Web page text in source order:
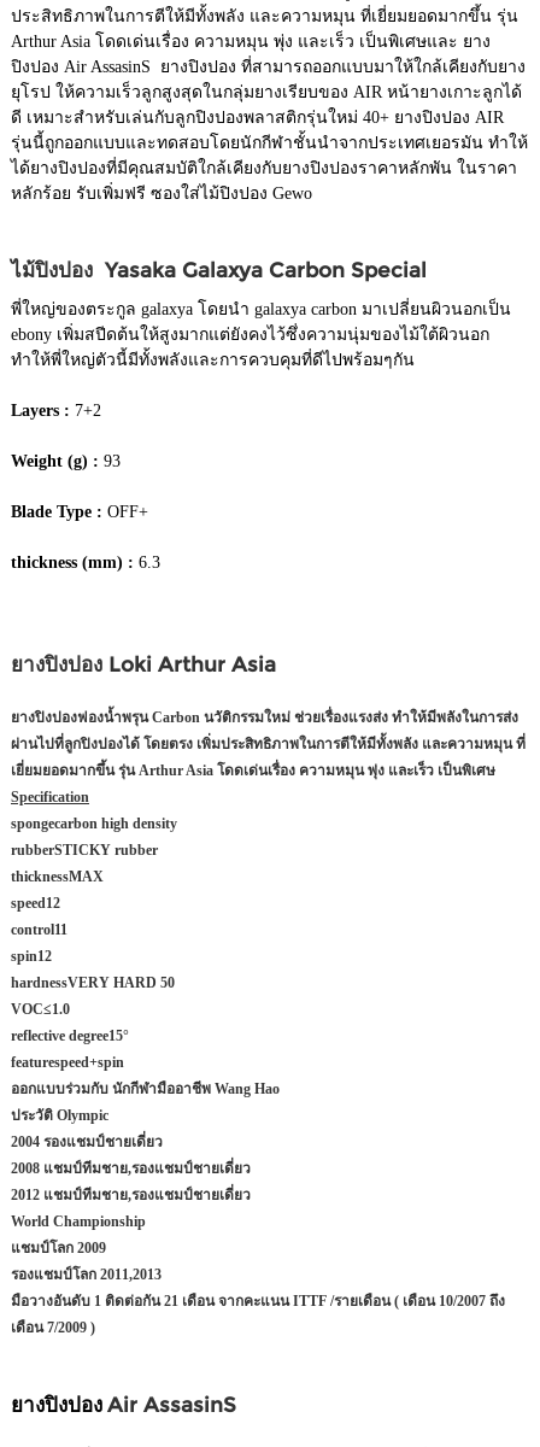
ประสิทธิภาพในการตีให้มีทั้งพลัง และความหมุน ที่เยี่ยมยอดมากขึ้น รุ่น
Arthur Asia โดดเด่นเรื่อง ความหมุน พุ่ง และเร็ว เป็นพิเศษและ ยาง
ปิงปอง Air AssasinS ยางปิงปอง ที่สามารถออกแบบมาให้ใกล้เคียงกับยาง
ยุโรป ให้ความเร็วลูกสูงสุดในกลุ่มยางเรียบของ AIR หน้ายางเกาะลูกได้
ดี เหมาะสำหรับเล่นกับลูกปิงปองพลาสติกรุ่นใหม่ 40+ ยางปิงปอง AIR
รุ่นนี้ถูกออกแบบและทดสอบโดยนักกีฬาชั้นนำจากประเทศเยอรมัน ทำให้
ได้ยางปิงปองที่มีคุณสมบัติใกล้เคียงกับยางปิงปองราคาหลักพัน ในราคา
หลักร้อย รับเพิ่มฟรี ซองใส่ไม้ปิงปอง Gewo
ไม้ปิงปอง Yasaka Galaxya Carbon Special
พี่ใหญ่ของตระกูล galaxya โดยนำ galaxya carbon มาเปลี่ยนผิวนอกเป็น
ebony เพิ่มสปีดต้นให้สูงมากแต่ยังคงไว้ซึ่งความนุ่มของไม้ใต้ผิวนอก
ทำให้พี่ใหญ่ตัวนี้มีทั้งพลังและการควบคุมที่ดีไปพร้อมๆกัน
Layers : 7+2
Weight (g) : 93
Blade Type : OFF+
thickness (mm) : 6.3
ยางปิงปอง Loki Arthur Asia
ยางปิงปองฟองน้ำพรุน Carbon นวัติกรรมใหม่ ช่วยเรื่องแรงส่ง ทำให้มีพลังในการส่ง
ผ่านไปที่ลูกปิงปองได้ โดยตรง เพิ่มประสิทธิภาพในการตีให้มีทั้งพลัง และความหมุน ที่
เยี่ยมยอดมากขึ้น รุ่น Arthur Asia โดดเด่นเรื่อง ความหมุน พุ่ง และเร็ว เป็นพิเศษ
Specification
spongecarbon high density
rubberSTICKY rubber
thicknessMAX
speed12
control11
spin12
hardnessVERY HARD 50
VOC≤1.0
reflective degree15°
featurespeed+spin
ออกแบบร่วมกับ นักกีฬามืออาชีพ Wang Hao
ประวัติ Olympic
2004 รองแชมป์ชายเดี่ยว
2008 แชมป์ทีมชาย,รองแชมป์ชายเดี่ยว
2012 แชมป์ทีมชาย,รองแชมป์ชายเดี่ยว
World Championship
แชมป์โลก 2009
รองแชมป์โลก 2011,2013
มือวางอันดับ 1 ติดต่อกัน 21 เดือน จากคะแนน ITTF /รายเดือน ( เดือน 10/2007 ถึง
เดือน 7/2009 )
ยางปิงปอง Air AssasinS